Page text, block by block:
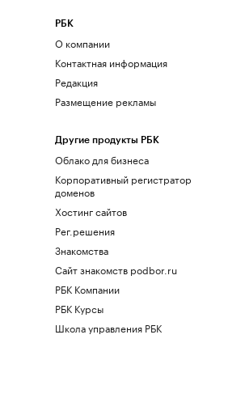
РБК
О компании
Контактная информация
Редакция
Размещение рекламы
Другие продукты РБК
Облако для бизнеса
Корпоративный регистратор
доменов
Хостинг сайтов
Рег.решения
Знакомства
Сайт знакомств podbor.ru
РБК Компании
РБК Курсы
Школа управления РБК